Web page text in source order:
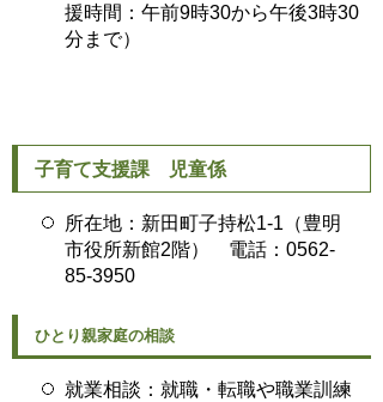
援時間：午前9時30から午後3時30
分まで）
子育て支援課 児童係
所在地：新田町子持松1-1（豊明
市役所新館2階） 電話：0562-
85-3950
ひとり親家庭の相談
就業相談：就職・転職や職業訓練